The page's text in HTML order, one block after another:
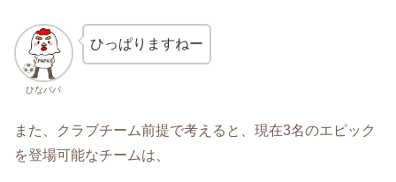
ひなパパ
ひっぱりますねー
また、クラブチーム前提で考えると、現在3名のエピック
を登場可能なチームは、